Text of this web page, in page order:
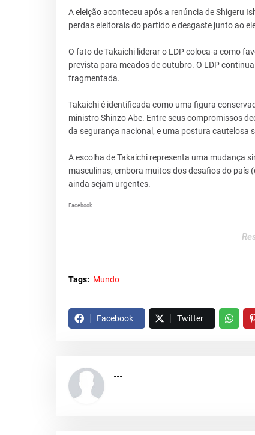
A eleição aconteceu após a renúncia de Shigeru
perdas eleitorais do partido e desgaste junto ao
O fato de Takaichi liderar o LDP coloca-a como
prevista para meados de outubro. O LDP
fragmentada.
Takaichi é identificada como uma figura
ministro Shinzo Abe. Entre seus compromissos
da segurança nacional, e uma postura cautelosa
A escolha de Takaichi representa uma mudança
masculinas, embora muitos dos desafios do país
ainda sejam urgentes.
Facebook
Tags: Mundo
Facebook Twitter
...